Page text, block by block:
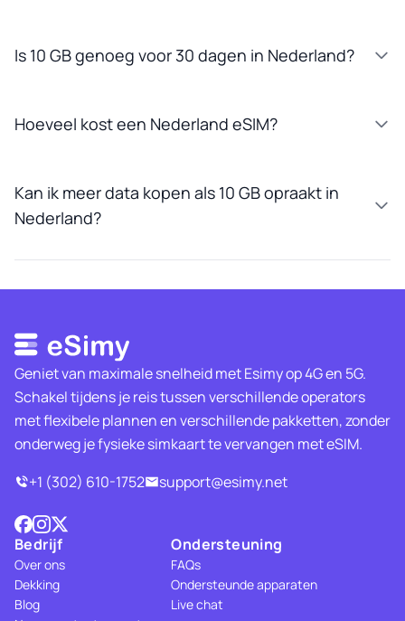
Is 10 GB genoeg voor 30 dagen in Nederland?
Hoeveel kost een Nederland eSIM?
Kan ik meer data kopen als 10 GB opraakt in
Nederland?
Geniet van maximale snelheid met Esimy op 4G en 5G.
Schakel tijdens je reis tussen verschillende operators
met flexibele plannen en verschillende pakketten, zonder
onderweg je fysieke simkaart te vervangen met eSIM.
+1 (302) 610-1752
support@esimy.net
Bedrijf
Over ons
Dekking
Blog
Ondersteuning
FAQs
Ondersteunde apparaten
Live chat